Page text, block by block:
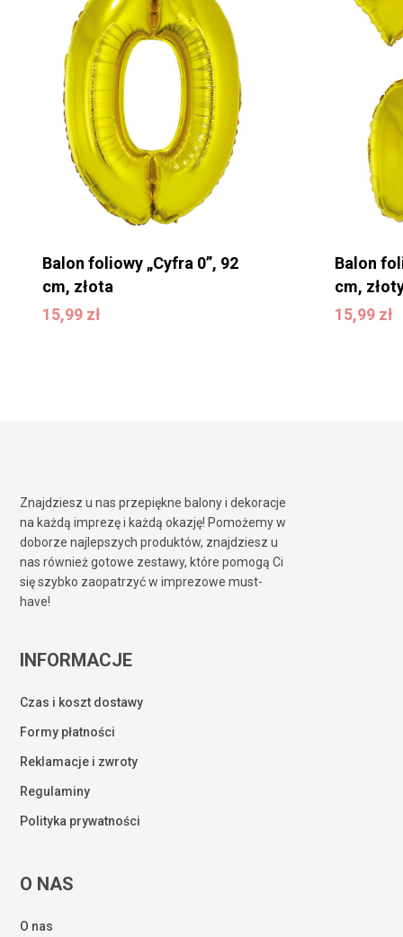
Balon foliowy „Cyfra 0”, 92
cm, złota
15,99 zł
15,99zł
Balon
cm,
15,99 zł
15,99zł
Znajdziesz u nas przepiękne balony i dekoracje
na każdą imprezę i każdą okazję! Pomożemy w
doborze najlepszych produktów, znajdziesz u
nas również gotowe zestawy, które pomogą Ci
się szybko zaopatrzyć w imprezowe must-
have!
INFORMACJE
Czas i koszt dostawy
Formy płatności
Reklamacje i zwroty
Regulaminy
Polityka prywatności
O NAS
O nas